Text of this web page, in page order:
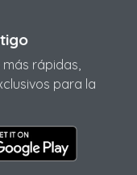
rápidas,
para la